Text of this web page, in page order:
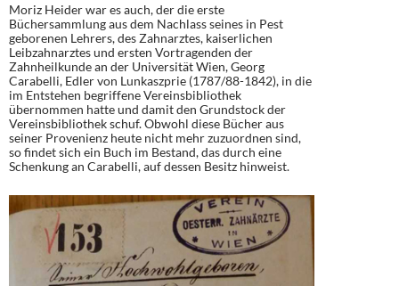
Moriz Heider war es auch, der die erste
Büchersammlung aus dem Nachlass seines in Pest
geborenen Lehrers, des Zahnarztes, kaiserlichen
Leibzahnarztes und ersten Vortragenden der
Zahnheilkunde an der Universität Wien, Georg
Carabelli, Edler von Lunkaszprie (1787/88-1842), in die
im Entstehen begriffene Vereinsbibliothek
übernommen hatte und damit den Grundstock der
Vereinsbibliothek schuf. Obwohl diese Bücher aus
seiner Provenienz heute nicht mehr zuzuordnen sind,
so findet sich ein Buch im Bestand, das durch eine
Schenkung an Carabelli, auf dessen Besitz hinweist.